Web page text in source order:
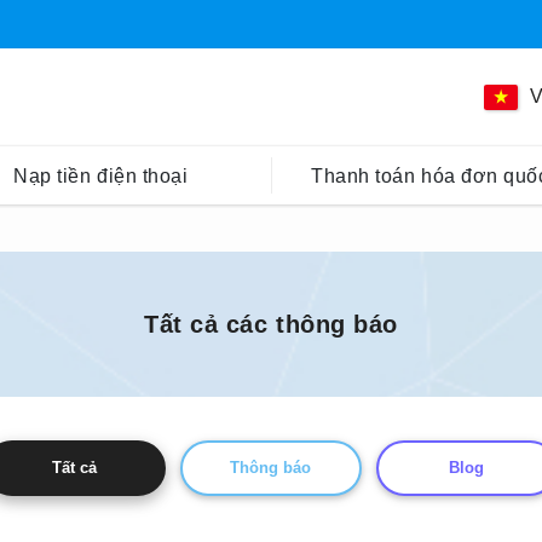
Nạp tiền điện thoại Thanh toán hóa đơn
Tất cả các thông báo
Tất cả Thông báo Blog